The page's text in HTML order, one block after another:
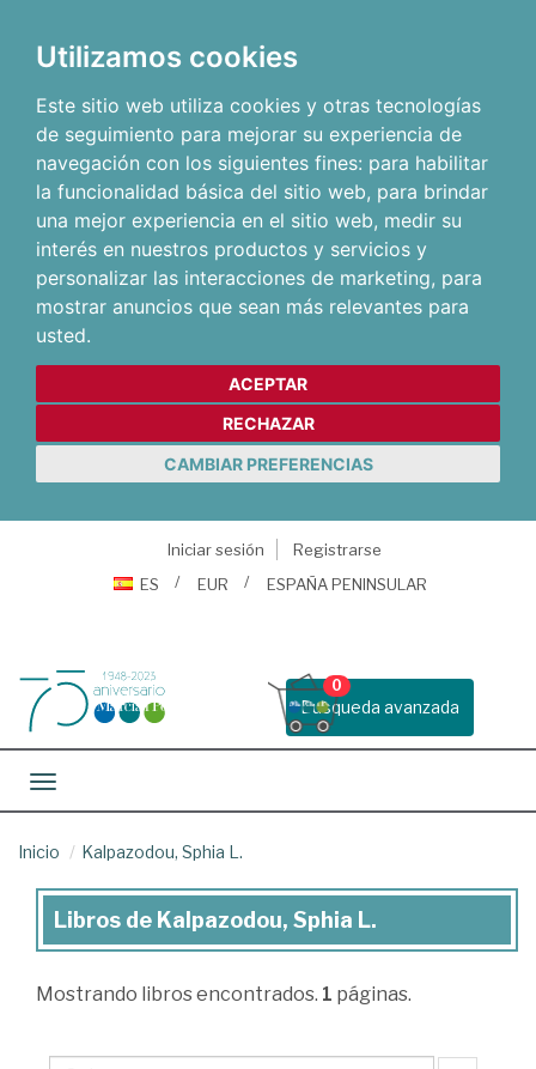
Utilizamos cookies
Este sitio web utiliza cookies y otras tecnologías
de seguimiento para mejorar su experiencia de
navegación con los siguientes fines: para habilitar
la funcionalidad básica del sitio web, para brindar
una mejor experiencia en el sitio web, medir su
interés en nuestros productos y servicios y
personalizar las interacciones de marketing, para
mostrar anuncios que sean más relevantes para
usted.
ACEPTAR
RECHAZAR
CAMBIAR PREFERENCIAS
Iniciar sesión
Registrarse
ES
EUR ESPAÑA PENINSULAR
Busqueda avanzada
0
Toggle navigation
Inicio Kalpazodou, Sphia L.
Libros
Kalpazodou,
Libros de Kalpazodou, Sphia L.
Mostrando libros encontrados. 1 páginas.